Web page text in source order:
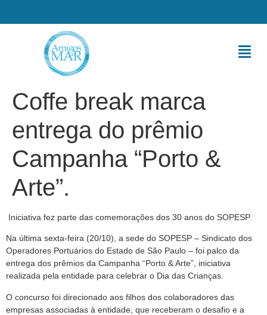
Coffe break marca
entrega do prêmio
Campanha “Porto &
Arte”.
Iniciativa fez parte das comemorações dos 30 anos do SOPESP
Na última sexta-feira (20/10), a sede do SOPESP – Sindicato dos
Operadores Portuários do Estado de São Paulo – foi palco da
entrega dos prêmios da Campanha “Porto & Arte”, iniciativa
realizada pela entidade para celebrar o Dia das Crianças.
O concurso foi direcionado aos filhos dos colaboradores das
empresas associadas à entidade, que receberam o desafio e a